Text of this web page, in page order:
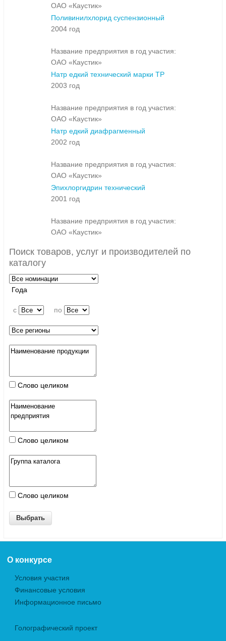
ОАО «Каустик»
Поливинилхлорид суспензионный
2004 год
Название предприятия в год участия:
ОАО «Каустик»
Натр едкий технический марки ТР
2003 год
Название предприятия в год участия:
ОАО «Каустик»
Натр едкий диафрагменный
2002 год
Название предприятия в год участия:
ОАО «Каустик»
Эпихлоргидрин технический
2001 год
Название предприятия в год участия:
ОАО «Каустик»
Поиск товаров, услуг и производителей по
каталогу
Года
c по
Слово целиком
Слово целиком
Слово целиком
О конкурсе
Условия участия
Финансовые условия
Информационное письмо
Голографический проект